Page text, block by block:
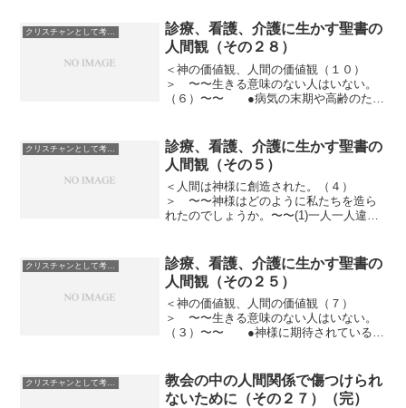
診療、看護、介護に生かす聖書の
人間観（その２８）
＜神の価値観、人間の価値観（１０）
＞ 〜〜生きる意味のない人はいない。
（６）〜〜 ●病気の末期や高齢のた
の人間観（その２６） で「あなたがど
んな状態になったとし...
診療、看護、介護に生かす聖書の
人間観（その５）
＜人間は神様に創造された。（４）
＞ 〜〜神様はどのように私たちを造ら
れたのでしょうか。〜〜(1)一人一人違っ
りを違った存在として造られました。
地球上には何十億もの人が...
クリスチャンとして考えていること
診療、看護、介護に生かす聖書の
人間観（その２５）
＜神の価値観、人間の価値観（７）
＞ 〜〜生きる意味のない人はいない。
（３）〜〜 ●神様に期待されているか
の人を幸福にしたいと願っておられる。
2019/1/10 診...
クリスチャンとして考えていること
教会の中の人間関係で傷つけられ
ないために（その２７）（完）